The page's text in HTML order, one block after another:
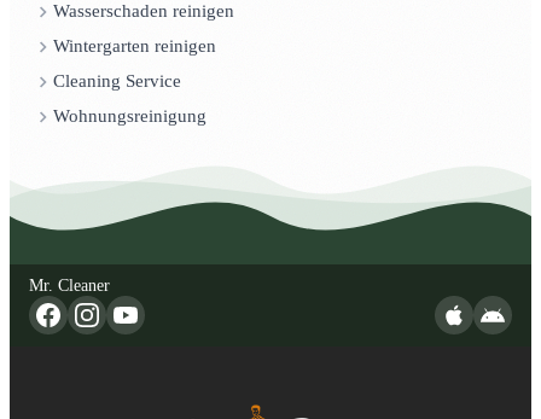
Wasserschaden reinigen
Wintergarten reinigen
Cleaning Service
Wohnungsreinigung
Mr. Cleaner